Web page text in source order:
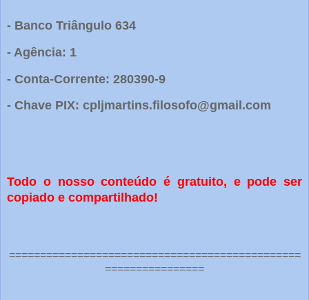
- Banco Triângulo 634
- Agência: 1
- Conta-Corrente: 280390-9
- Chave PIX: cpljmartins.filosofo@gmail.com
Todo o nosso conteúdo é gratuito, e pode ser
copiado e compartilhado!
===============================================
================